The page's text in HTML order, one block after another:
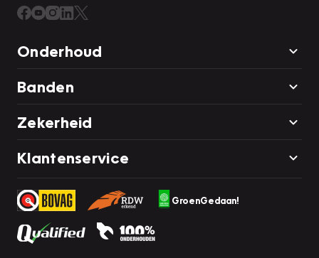
Onderhoud
Banden
Zekerheid
Klantenservice
GroenGedaan!